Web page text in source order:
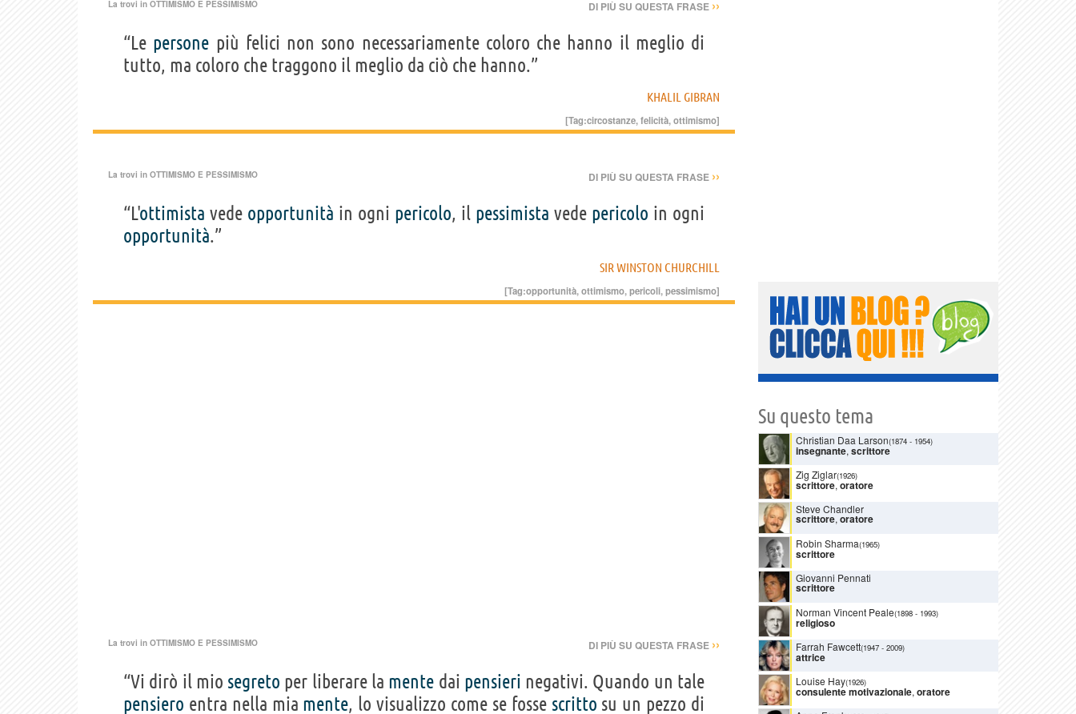
La trovi in OTTIMISMO E PESSIMISMO DI PIÙ SU QUESTA FRASE ››
“Le persone più felici non sono necessariamente coloro che hanno il meglio di
tutto, ma coloro che traggono il meglio da ciò che hanno.”
KHALIL GIBRAN
[Tag:circostanze,felicità,ottimismo]
La trovi in OTTIMISMO E PESSIMISMO DI PIÙ SU QUESTA FRASE ››
“L'ottimista vede opportunità in ogni pericolo, il pessimista vede pericolo in ogni
opportunità.”
SIR WINSTON CHURCHILL
[Tag:opportunità,ottimismo,pericoli,pessimismo]
La trovi in OTTIMISMO E PESSIMISMO DI PIÙ SU QUESTA FRASE ››
“Vi dirò il mio segreto per liberare la mente dai pensieri negativi. Quando un tale
pensiero entra nella mia mente, lo visualizzo come se fosse scritto su un pezzo di
Su questo tema
Christian Daa Larson(1874 - 1954)
insegnante, scrittore
Zig Ziglar(1926)
scrittore,oratore
Steve Chandler
scrittore, oratore
Robin Sharma(1965)
scrittore
Giovanni Pennati
scrittore
Norman Vincent Peale(1898 - 1993)
religioso
Farrah Fawcett(1947 - 2009)
attrice
Louise Hay(1926)
consulente motivazionale, oratore